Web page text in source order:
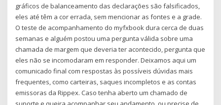
gráficos de balanceamento das declarações são falsificados,
eles até têm a cor errada, sem mencionar as fontes e a grade.
O teste de acompanhamento do myfxbook dura cerca de duas
semanas e alguém postou uma pergunta válida sobre uma
chamada de margem que deveria ter acontecido, pergunta que
eles não se incomodaram em responder. Deixamos aqui um
comunicado final com respostas às possíveis dúvidas mais
frequentes, como carteiras, saques incompletos e as contas
emissoras da Rippex. Caso tenha aberto um chamado de